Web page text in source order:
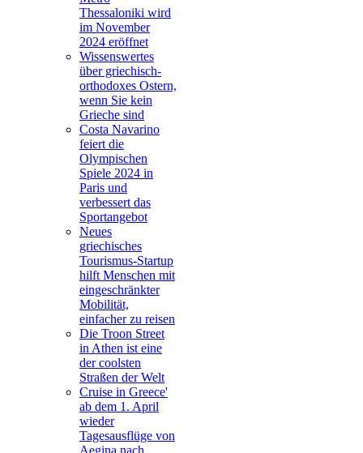
Thessaloniki wird
im November
2024 eröffnet
Wissenswertes
über griechisch-
orthodoxes Ostern,
wenn Sie kein
Grieche sind
Costa Navarino
feiert die
Olympischen
Spiele 2024 in
Paris und
verbessert das
Sportangebot
Neues
griechisches
Tourismus-Startup
hilft Menschen mit
eingeschränkter
Mobilität,
einfacher zu reisen
Die Troon Street
in Athen ist eine
der coolsten
Straßen der Welt
Cruise in Greece'
ab dem 1. April
wieder
Tagesausflüge von
Aegina nach